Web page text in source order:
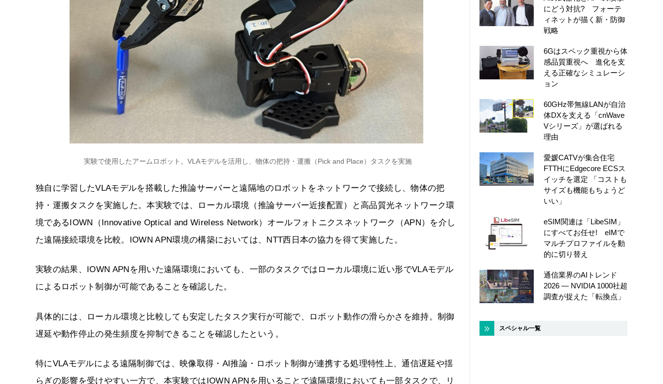
実験で使用したアームロボット。VLAモデルを活用し、物体の把持・運搬（Pick and Place）タスクを実施
独自に学習したVLAモデルを搭載した推論サーバーと遠隔地のロボットをネットワークで接続し、物体の把
持・運搬タスクを実施した。本実験では、ローカル環境（推論サーバー近接配置）と高品質光ネットワーク環
境であるIOWN（Innovative Optical and Wireless Network）オールフォトニクスネットワーク（APN）を介し
た遠隔接続環境を比較。IOWN APN環境の構築においては、NTT西日本の協力を得て実施した。
実験の結果、IOWN APNを用いた遠隔環境においても、一部のタスクではローカル環境に近い形でVLAモデル
によるロボット制御が可能であることを確認した。
具体的には、ローカル環境と比較しても安定したタスク実行が可能で、ロボット動作の滑らかさを維持。制御
遅延や動作停止の発生頻度を抑制できることを確認したという。
特にVLAモデルによる遠隔制御では、映像取得・AI推論・ロボット制御が連携する処理特性上、通信遅延や揺
らぎの影響を受けやすい一方で、本実験ではIOWN APNを用いることで遠隔環境においても一部タスクで、リ
にどう対抗? フォーテ
ィネットが描く新・防御
戦略
6Gはスペック重視から体
感品質重視へ 進化を支
える正確なシミュレーシ
ョン
60GHz帯無線LANが自治
体DXを支える「cnWave
Vシリーズ」が選ばれる
理由
愛媛CATVが集合住宅
FTTHにEdgecore ECSス
イッチを選定 「コストも
サイズも機能もちょうど
いい」
eSIM関連は「LibeSIM」
にすべてお任せ! eIMで
マルチプロファイルを動
的に切り替え
通信業界のAIトレンド
2026 ― NVIDIA 1000社超
調査が捉えた「転換点」
スペシャル一覧